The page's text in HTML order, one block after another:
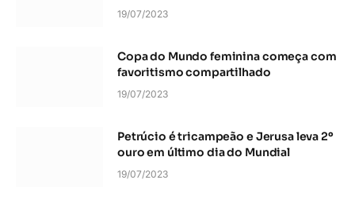
19/07/2023
Copa do Mundo feminina começa com
favoritismo compartilhado
19/07/2023
Petrúcio é tricampeão e Jerusa leva 2º
ouro em último dia do Mundial
19/07/2023